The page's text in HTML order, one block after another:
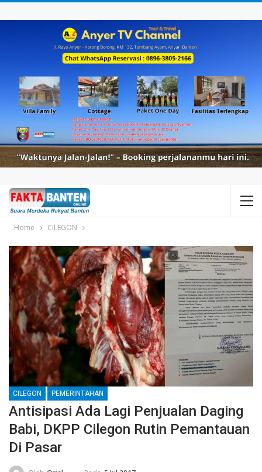
Home CILEGON
CILEGON PEMERINTAHAN
Antisipasi Ada Lagi Penjualan Daging
Babi, DKPP Cilegon Rutin Pemantauan
Di Pasar